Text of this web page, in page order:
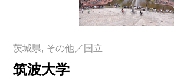
茨城県, その他／国立
筑波大学